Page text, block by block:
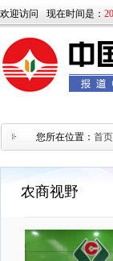
欢迎访问 现在时间是：
您所在位置： 首页
农商视野